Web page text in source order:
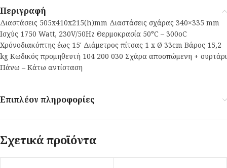
Περιγραφή
Διαστάσεις 505x410x215(h)mm Διαστάσεις σχάρας 340×335 mm
Ισχύς 1750 Watt, 230V/50Hz Θερμοκρασία 50°C – 300οC
Χρόνοδιακόπτης έως 15′ Διάμετρος πίτσας 1 x Ø 33cm Bάρος 15,2
kg Κωδικός προμηθευτή 104 200 030 Σχάρα αποσπώμενη + συρτάρι
Πάνω – Κάτω αντίσταση
Επιπλέον πληροφορίες
Σχετικά προϊόντα